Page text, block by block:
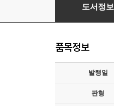
러스티 브라운
도서정보
품목정보
발행일
판형